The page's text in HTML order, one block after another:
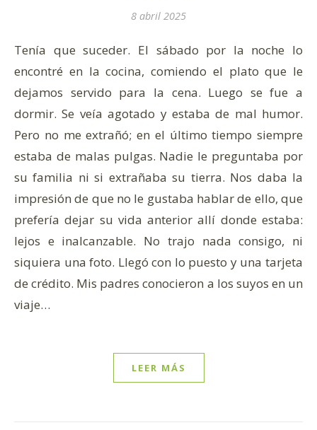
8 abril 2025
Tenía que suceder. El sábado por la noche lo
encontré en la cocina, comiendo el plato que le
dejamos servido para la cena. Luego se fue a
dormir. Se veía agotado y estaba de mal humor.
Pero no me extrañó; en el último tiempo siempre
estaba de malas pulgas. Nadie le preguntaba por
su familia ni si extrañaba su tierra. Nos daba la
impresión de que no le gustaba hablar de ello, que
prefería dejar su vida anterior allí donde estaba:
lejos e inalcanzable. No trajo nada consigo, ni
siquiera una foto. Llegó con lo puesto y una tarjeta
de crédito. Mis padres conocieron a los suyos en un
viaje…
LEER MÁS